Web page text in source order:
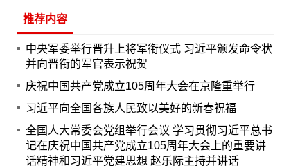
推荐内容
中央军委举行晋升上将军衔仪式 习近平颁发命令状
并向晋衔的军官表示祝贺
庆祝中国共产党成立105周年大会在京隆重举行
习近平向全国各族人民致以美好的新春祝福
全国人大常委会党组举行会议 学习贯彻习近平总书
记在庆祝中国共产党成立105周年大会上的重要讲
话精神和习近平党建思想 赵乐际主持并讲话